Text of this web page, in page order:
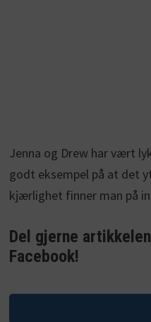
Jenna og Drew har vært
godt eksempel på at det
kjærlighet finner man på
Del gjerne
Facebook!